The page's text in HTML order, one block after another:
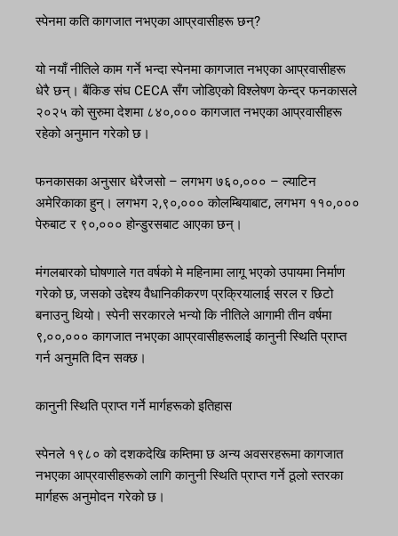
स्पेनमा कति कागजात नभएका आप्रवासीहरू छन्?
यो नयाँ नीतिले काम गर्ने भन्दा स्पेनमा कागजात नभएका आप्रवासीहरू
धेरै छन्। बैंकिङ संघ CECA सँग जोडिएको विश्लेषण केन्द्र फनकासले
२०२५ को सुरुमा देशमा ८४०,००० कागजात नभएका आप्रवासीहरू
रहेको अनुमान गरेको छ।
फनकासका अनुसार धेरैजसो – लगभग ७६०,००० – ल्याटिन
अमेरिकाका हुन्। लगभग २,९०,००० कोलम्बियाबाट, लगभग ११०,०००
पेरुबाट र ९०,००० होन्डुरसबाट आएका छन्।
मंगलबारको घोषणाले गत वर्षको मे महिनामा लागू भएको उपायमा निर्माण
गरेको छ, जसको उद्देश्य वैधानिकीकरण प्रक्रियालाई सरल र छिटो
बनाउनु थियो। स्पेनी सरकारले भन्यो कि नीतिले आगामी तीन वर्षमा
९,००,००० कागजात नभएका आप्रवासीहरूलाई कानुनी स्थिति प्राप्त
गर्न अनुमति दिन सक्छ।
कानुनी स्थिति प्राप्त गर्ने मार्गहरूको इतिहास
स्पेनले १९८० को दशकदेखि कम्तिमा छ अन्य अवसरहरूमा कागजात
नभएका आप्रवासीहरूको लागि कानुनी स्थिति प्राप्त गर्ने ठूलो स्तरका
मार्गहरू अनुमोदन गरेको छ।